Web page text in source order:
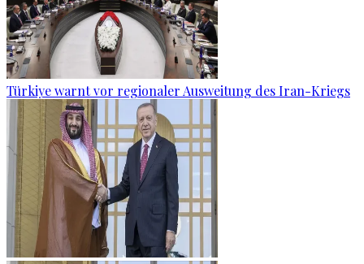
Türkiye warnt vor regionaler Ausweitung des Iran-Kriegs